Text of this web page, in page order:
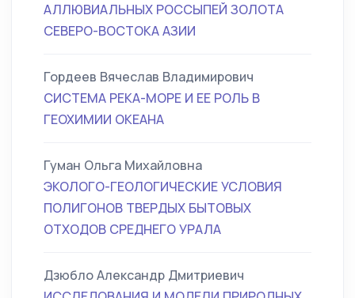
АЛЛЮВИАЛЬНЫХ РОССЫПЕЙ ЗОЛОТА
СЕВЕРО-ВОСТОКА АЗИИ
Гордеев Вячеслав Владимирович
СИСТЕМА РЕКА-МОРЕ И ЕЕ РОЛЬ В
ГЕОХИМИИ ОКЕАНА
Гуман Ольга Михайловна
ЭКОЛОГО-ГЕОЛОГИЧЕСКИЕ УСЛОВИЯ
ПОЛИГОНОВ ТВЕРДЫХ БЫТОВЫХ
ОТХОДОВ СРЕДНЕГО УРАЛА
Дзюбло Александр Дмитриевич